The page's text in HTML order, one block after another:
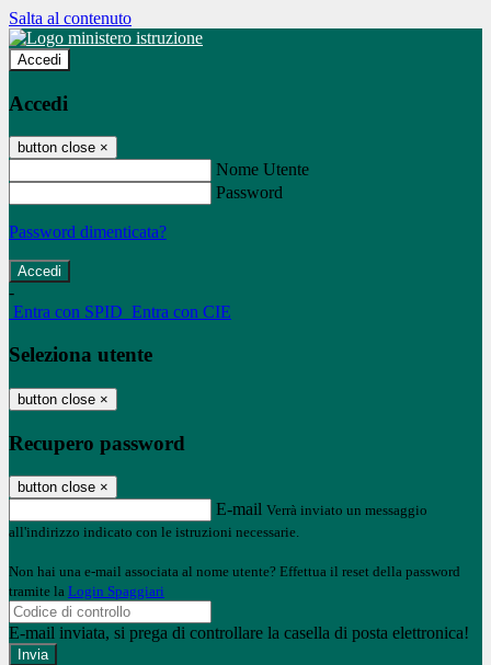
Salta al contenuto
Accedi
Accedi
button close ×
Nome Utente
Password
Password dimenticata?
-
Entra con SPID Entra con CIE
Seleziona utente
button close ×
Recupero password
button close ×
E-mail Verrà inviato un messaggio
all'indirizzo indicato con le istruzioni necessarie.
Non hai una e-mail associata al nome utente? Effettua il reset della password
tramite la Login Spaggiari
E-mail inviata, si prega di controllare la casella di posta elettronica!